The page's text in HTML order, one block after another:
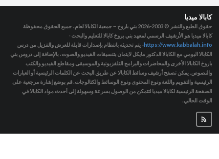
كابالا ميديا
حقوق الطبع والنشر © 2003-2026
بني باروخ – جمعية الكابالا لعام، جميع الحقوق محفوظة
كابالا ميديا هو الأرشيف الرسمي لمعهد بني بروخ كابالا للتعليم والبحث -
https://www.kabbalah.info- يتم تحديثه بانتظام بإصدارات قابلة للعرض والتنزيل من درس
الكابالا اليومي مع الكابالا الدكتور مايكل لايتمان بتنسيقات الفيديو والصوت، بالإضافة إلى دروس بني
باروخ الكابالا الأخرى والمحاضرات والبرامج التلفزيونية والموسيقى ومقاطع الفيديو والكتب
والنصوص. يمكن تصفح أرشيف وسائط الكابالا عن طريق البحث عن الكلمات الرئيسية أو العبارات
الرئيسية والتقويم واللغة ونوع المحتوى ونوع الوسائط والكتالوجات. قم بوضع إشارة مرجعية على
الصفحة الرئيسية لكابالا ميديا لتتمكن من الوصول بسرعة وسهولة إلى أحدث مواد الكابالا في
الوقت الحالي.